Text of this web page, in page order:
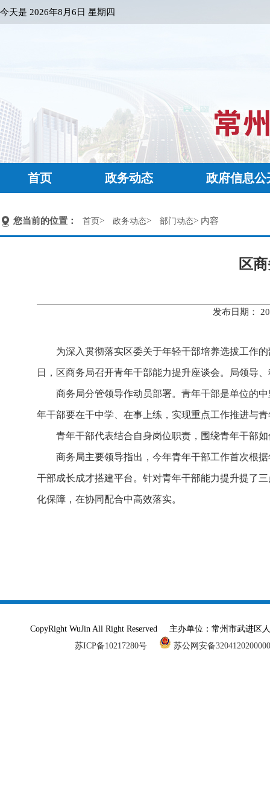
今天是 2026年8月6日 星期四
首页 政务动态 政府信息公
您当前的位置： 首页> 政务动态> 部门动态> 内容
区
发布日期：
为深入贯彻落实区委关于年轻干部培养选拔工作
日，区商务局召开青年干部能力提升座谈会。局领导
商务局分管领导作动员部署。青年干部是单位的
年干部要在干中学、在事上练，实现重点工作推进与
青年干部代表结合自身岗位职责，围绕青年干部
商务局主要领导指出，今年青年干部工作首次根
干部成长成才搭建平台。针对青年干部能力提升提了
化保障，在协同配合中高效落实。
CopyRight WuJin All Right Reserved 主办单位：常州市武进
苏ICP备10217280号
苏公网安备